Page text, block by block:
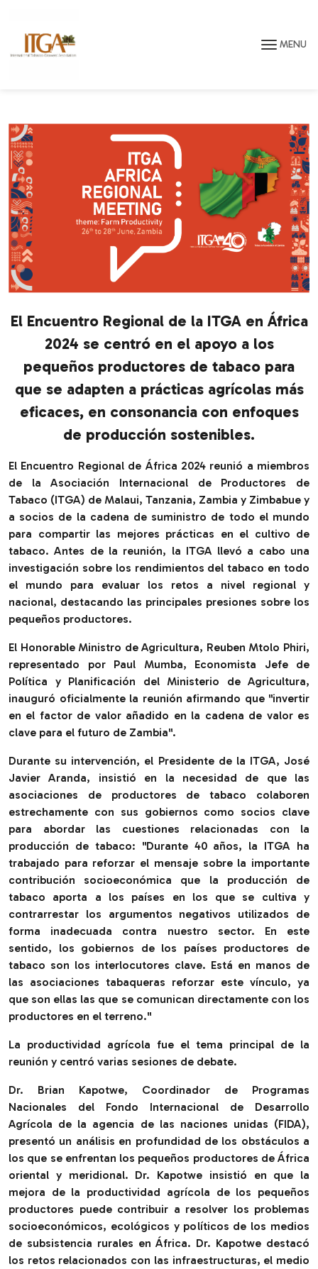
MENU
El Encuentro Regional de la ITGA en África
2024 se centró en el apoyo a los
pequeños productores de tabaco para
que se adapten a prácticas agrícolas más
eficaces, en consonancia con enfoques
de producción sostenibles.
El Encuentro Regional de África 2024 reunió a miembros
de la Asociación Internacional de Productores de
Tabaco (ITGA) de Malaui, Tanzania, Zambia y Zimbabue y
a socios de la cadena de suministro de todo el mundo
para compartir las mejores prácticas en el cultivo de
tabaco. Antes de la reunión, la ITGA llevó a cabo una
investigación sobre los rendimientos del tabaco en todo
el mundo para evaluar los retos a nivel regional y
nacional, destacando las principales presiones sobre los
pequeños productores.
El Honorable Ministro de Agricultura, Reuben Mtolo Phiri,
representado por Paul Mumba, Economista Jefe de
Política y Planificación del Ministerio de Agricultura,
inauguró oficialmente la reunión afirmando que "invertir
en el factor de valor añadido en la cadena de valor es
clave para el futuro de Zambia".
Durante su intervención, el Presidente de la ITGA, José
Javier Aranda, insistió en la necesidad de que las
asociaciones de productores de tabaco colaboren
estrechamente con sus gobiernos como socios clave
para abordar las cuestiones relacionadas con la
producción de tabaco: "Durante 40 años, la ITGA ha
trabajado para reforzar el mensaje sobre la importante
contribución socioeconómica que la producción de
tabaco aporta a los países en los que se cultiva y
contrarrestar los argumentos negativos utilizados de
forma inadecuada contra nuestro sector. En este
sentido, los gobiernos de los países productores de
tabaco son los interlocutores clave. Está en manos de
las asociaciones tabaqueras reforzar este vínculo, ya
que son ellas las que se comunican directamente con los
productores en el terreno."
La productividad agrícola fue el tema principal de la
reunión y centró varias sesiones de debate.
Dr. Brian Kapotwe, Coordinador de Programas
Nacionales del Fondo Internacional de Desarrollo
Agrícola de la agencia de las naciones unidas (FIDA),
presentó un análisis en profundidad de los obstáculos a
los que se enfrentan los pequeños productores de África
oriental y meridional. Dr. Kapotwe insistió en que la
mejora de la productividad agrícola de los pequeños
productores puede contribuir a resolver los problemas
socioeconómicos, ecológicos y políticos de los medios
de subsistencia rurales en África. Dr. Kapotwe destacó
los retos relacionados con las infraestructuras, el medio